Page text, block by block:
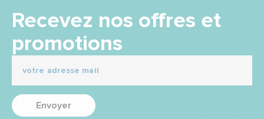
Recevez nos offres et
promotions
Envoyer